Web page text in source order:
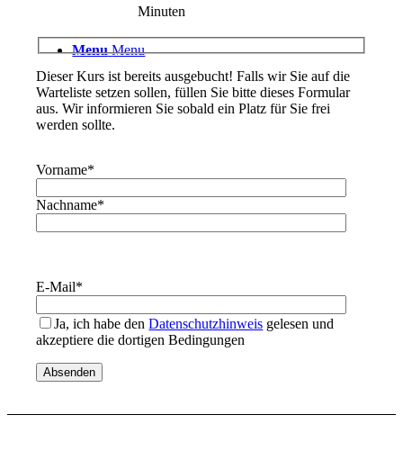
Menu Menu
Minuten
Dieser Kurs ist bereits ausgebucht! Falls wir Sie auf die
Warteliste setzen sollen, füllen Sie bitte dieses Formular
aus. Wir informieren Sie sobald ein Platz für Sie frei
werden sollte.
Vorname*
Nachname*
E-Mail*
Ja, ich habe denDatenschutzhinweis gelesen und
akzeptiere die dortigen Bedingungen